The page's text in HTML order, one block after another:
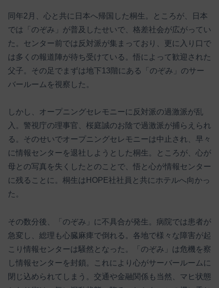
同年2月、心と共に日本へ帰国した桐生。ところが、日本
では「のぞみ」が普及したせいで、格差社会が広がってい
た。センター前では反対派が集まっており、更に入り口で
は多くの報道陣が待ち受けている。悟によって歓迎された
父子。その足でまずは地下13階にある「のぞみ」のサー
バールームを視察した。
しかし、オープニングセレモニーに反対派の過激派が乱
入。警視庁の理事官、桜庭誠のお陰で過激派が捕らえられ
る。そのせいでオープニングセレモニーは中止され、早々
に情報センターを退社しようとした桐生。ところが、心が
母との写真を失くしたとのことで、悟と心が情報センター
に残ることに。桐生はHOPE社社員と共にホテルへ向かっ
た。
その数分後、「のぞみ」に不具合が発生。病院では患者が
急変し、総理も心臓麻痺で倒れる。各地で様々な障害が起
こり情報センターは騒然となった。「のぞみ」は危機を察
し情報センターを封鎖。これにより心がサーバールームに
閉じ込められてしまう。交通や金融関係も当然、マヒ状態